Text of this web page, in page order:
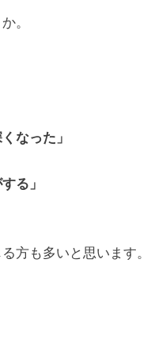
。
なった」
る」
方も多いと思います。